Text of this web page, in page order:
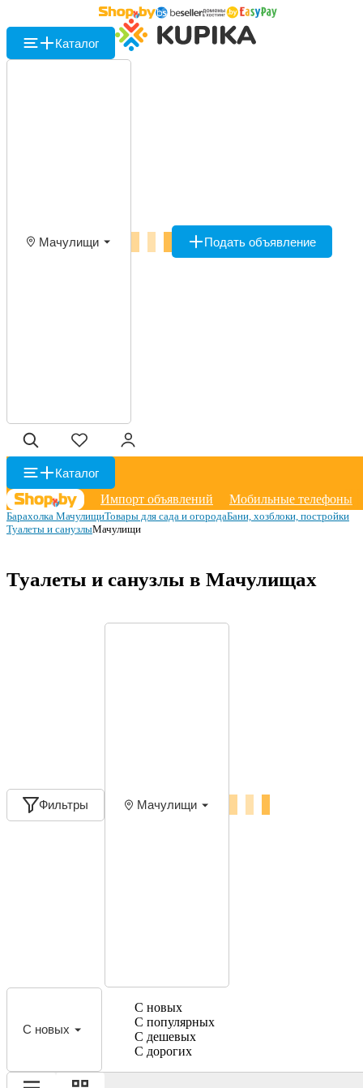
Каталог
Мачулищи Подать объявление
Каталог
Импорт объявлений
Мобильные телефоны
Барахолка МачулищиТовары для сада и огородаБани, хозблоки, постройки
Туалеты и санузлыМачулищи
Туалеты и санузлы в Мачулищах
Фильтры Мачулищи
С новых
С новых
С популярных
С дешевых
С дорогих